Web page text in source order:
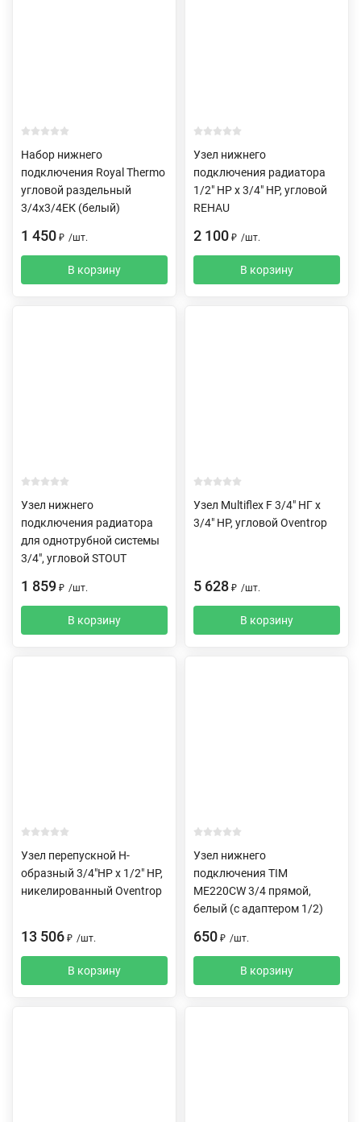
Набор нижнего
подключения Royal Thermo
угловой раздельный
3/4х3/4ЕК (белый)
1 450 ₽ /шт.
В корзину
Узел нижнего
подключения радиатора
1/2" НР x 3/4" НР, угловой
REHAU
2 100 ₽ /шт.
В корзину
Узел нижнего
подключения радиатора
для однотрубной системы
3/4", угловой STOUT
1 859 ₽ /шт.
В корзину
Узел Multiflex F 3/4" HГ x
3/4" HP, угловой Oventrop
5 628 ₽ /шт.
В корзину
Узел перепускной H-
образный 3/4"НР х 1/2" НР,
никелированный Oventrop
13 506 ₽ /шт.
В корзину
Узел нижнего
подключения TIM
ME220CW 3/4 прямой,
белый (c адаптером 1/2)
650 ₽ /шт.
В корзину